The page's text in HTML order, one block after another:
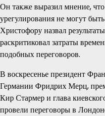
Он также выразил мнение,
урегулирования не могут
Христофору назвал
раскритиковал затраты
подобных переговоров.
В воскресенье президент
Германии Фридрих Мерц,
Кир Стармер и глава
провели переговоры в